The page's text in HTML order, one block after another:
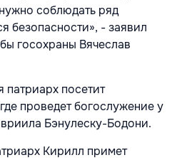
соблюдать ряд
безопасности», - заявил
госохраны Вячеслав
патриарх посетит
проведет богослужение у
Бэнулеску-Бодони.
Кирилл примет